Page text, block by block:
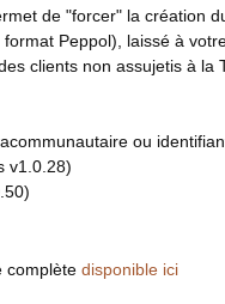
de "forcer" la création
Peppol), laissé à
clients non assujetis à la
ou
v1.0.28)
complète disponible ici